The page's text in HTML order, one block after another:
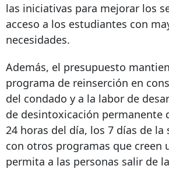
las iniciativas para mejorar los
acceso a los estudiantes con
necesidades.
Además, el presupuesto
programa de reinserción en
del condado y a la labor de
de desintoxicación permanente
24 horas del día, los 7 días de la
con otros programas que creen
permita a las personas salir de